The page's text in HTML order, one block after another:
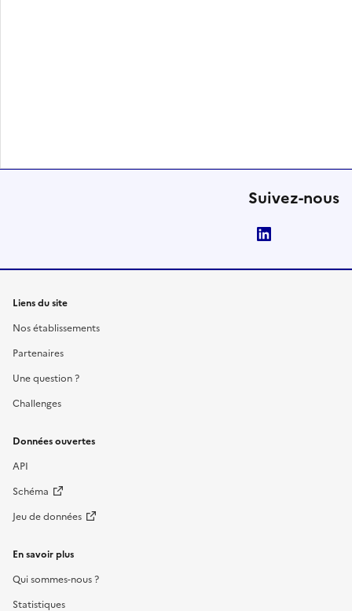
Suivez-nous
Liens du site
Nos établissements
Partenaires
Une question ?
Challenges
Données ouvertes
API
Schéma
Jeu de données
En savoir plus
Qui sommes-nous ?
Statistiques